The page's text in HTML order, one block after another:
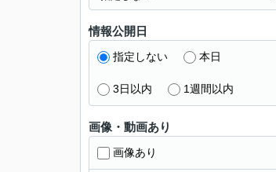
情報公開日
指定しない 本日
3日以内 1週間以内
画像・動画あり
画像あり